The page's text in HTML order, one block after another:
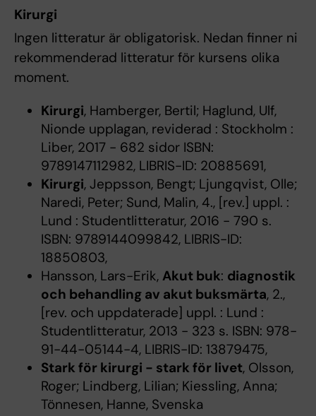
Kirurgi
Ingen litteratur är obligatorisk. Nedan finner ni
rekommenderad litteratur för kursens olika
moment.
Kirurgi, Hamberger, Bertil; Haglund, Ulf,
Nionde upplagan, reviderad : Stockholm :
Liber, 2017 - 682 sidor ISBN:
9789147112982, LIBRIS-ID: 20885691,
Kirurgi, Jeppsson, Bengt; Ljungqvist, Olle;
Naredi, Peter; Sund, Malin, 4., [rev.] uppl. :
Lund : Studentlitteratur, 2016 - 790 s.
ISBN: 9789144099842, LIBRIS-ID:
18850803,
Hansson, Lars-Erik, Akut buk: diagnostik
och behandling av akut buksmärta, 2.,
[rev. och uppdaterade] uppl. : Lund :
Studentlitteratur, 2013 - 323 s. ISBN: 978-
91-44-05144-4, LIBRIS-ID: 13879475,
Stark för kirurgi - stark för livet, Olsson,
Roger; Lindberg, Lilian; Kiessling, Anna;
Tönnesen, Hanne, Svenska